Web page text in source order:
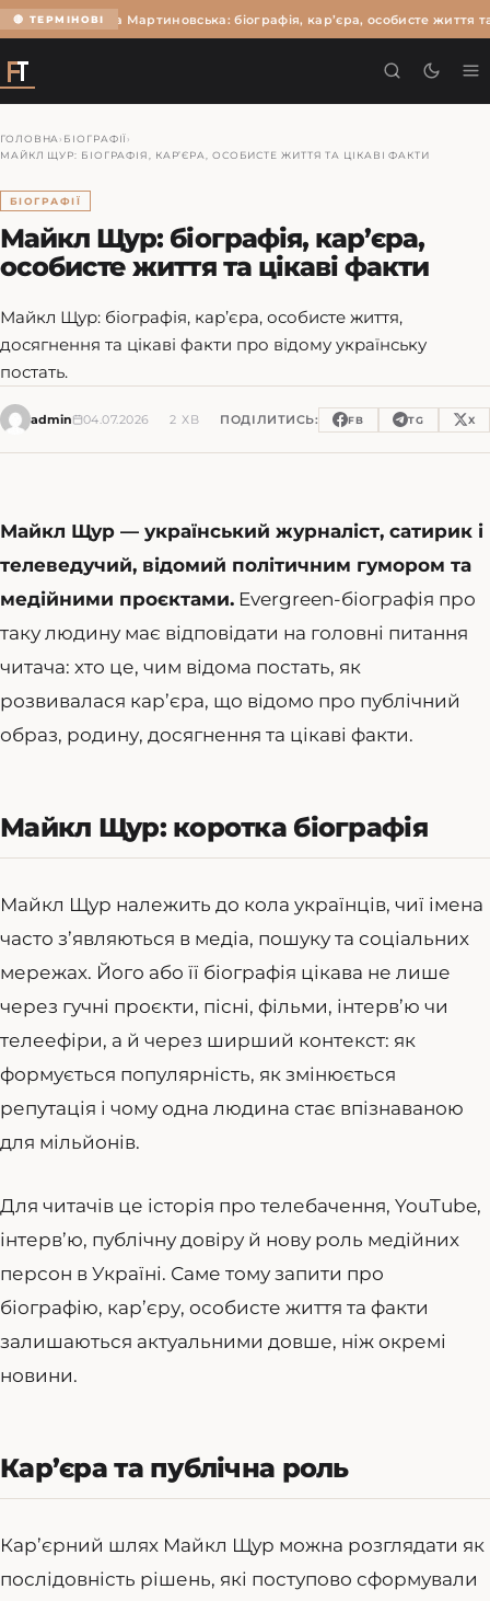
🔴 ТЕРМІНОВІОльга Мартиновська: біографія, кар’єра, особисте життя
ГОЛОВНА › БІОГРАФІЇ›
МАЙКЛ ЩУР: БІОГРАФІЯ, КАР’ЄРА, ОСОБИСТЕ ЖИТТЯ ТА ЦІКАВІ ФАКТИ
БІОГРАФІЇ
Майкл Щур: біографія, кар’єра,
особисте життя та цікаві факти
Майкл Щур: біографія, кар’єра, особисте життя,
досягнення та цікаві факти про відому українську
постать.
admin 04.07.2026 2 ХВ ПОДІЛИТИСЬ: FB TG X
Майкл Щур — український журналіст, сатирик і
телеведучий, відомий політичним гумором та
медійними проєктами. Evergreen-біографія про
таку людину має відповідати на головні питання
читача: хто це, чим відома постать, як
розвивалася кар’єра, що відомо про публічний
образ, родину, досягнення та цікаві факти.
Майкл Щур: коротка біографія
Майкл Щур належить до кола українців, чиї імена
часто з’являються в медіа, пошуку та соціальних
мережах. Його або її біографія цікава не лише
через гучні проєкти, пісні, фільми, інтерв’ю чи
телеефіри, а й через ширший контекст: як
формується популярність, як змінюється
репутація і чому одна людина стає впізнаваною
для мільйонів.
Для читачів це історія про телебачення, YouTube,
інтерв’ю, публічну довіру й нову роль медійних
персон в Україні. Саме тому запити про
біографію, кар’єру, особисте життя та факти
залишаються актуальними довше, ніж окремі
новини.
Кар’єра та публічна роль
Кар’єрний шлях Майкл Щур можна розглядати як
послідовність рішень, які поступово сформували